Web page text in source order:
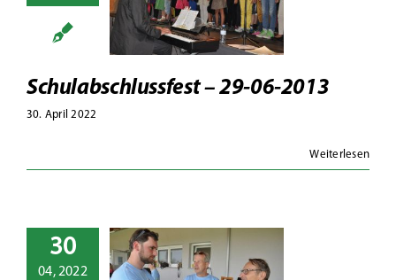
06-2013
Fotoalben
Schulabschlussfest – 29-06-2013
30. April 2022
Weiterlesen
30
04, 2022